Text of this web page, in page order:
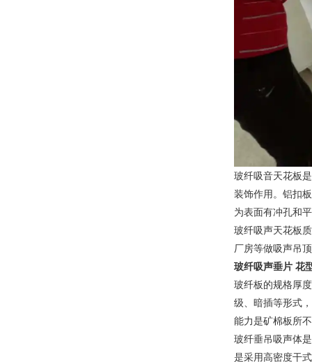
玻纤吸音天花板
装饰作用。铝扣
为表面有冲孔和
玻纤吸声天花板
厂房等做吸声吊
玻纤吸声垂片 花
玻纤板的规格厚
级、暗插等形式
能力是矿棉板所
玻纤垂吊吸声体
是采用高密度干